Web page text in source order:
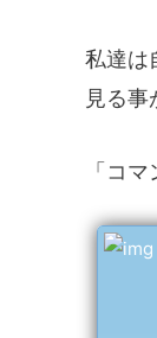
私達は
見る事
「コ